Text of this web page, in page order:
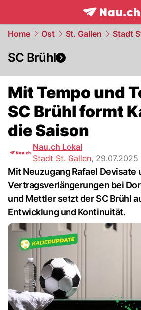
frontpage.
Home Ost St. Gallen Stadt
SC Brühl
Mit Tempo und
SC Brühl formt
die Saison
Nau.ch Lokal
Stadt St. Gallen, 29.07.2025
Mit Neuzugang Rafael Devisate
Vertragsverlängerungen bei
und Mettler setzt der SC Brühl
Entwicklung und Kontinuität.